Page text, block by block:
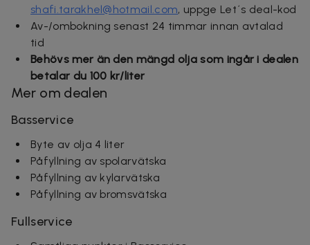
shafi.tarakhel@hotmail.com, uppge Let´s deal-kod
Av-/ombokning senast 24 timmar innan avtalad
tid
Behövs mer än den mängd olja som ingår i dealen
betalar du 100 kr/liter
Mer om dealen
Basservice
Byte av olja 4 liter
Påfyllning av spolarvätska
Påfyllning av kylarvätska
Påfyllning av bromsvätska
Fullservice